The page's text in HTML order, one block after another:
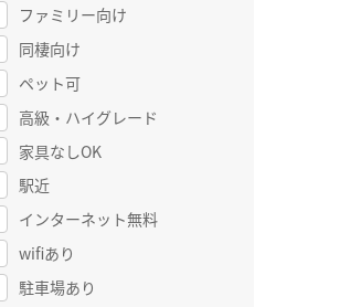
ファミリー向け
同棲向け
ペット可
高級・ハイグレード
家具なしOK
駅近
インターネット無料
wifiあり
駐車場あり